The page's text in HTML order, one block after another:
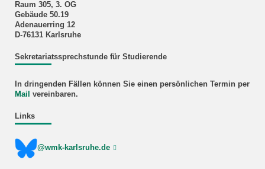
Raum 305, 3. OG
Gebäude 50.19
Adenauerring 12
D-76131 Karlsruhe
Sekretariatssprechstunde für Studierende
In dringenden Fällen können Sie einen persönlichen Termin per
Mail
vereinbaren.
Links
@wmk-karlsruhe.de